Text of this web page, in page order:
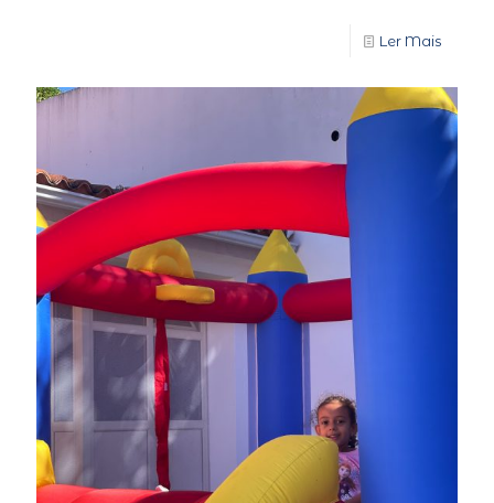
Ler Mais